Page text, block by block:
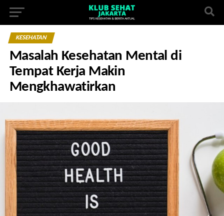
KESEHATAN
Masalah Kesehatan Mental di
Tempat Kerja Makin
Mengkhawatirkan